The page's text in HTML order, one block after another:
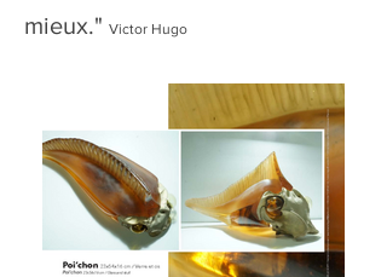
mieux." Victor Hugo